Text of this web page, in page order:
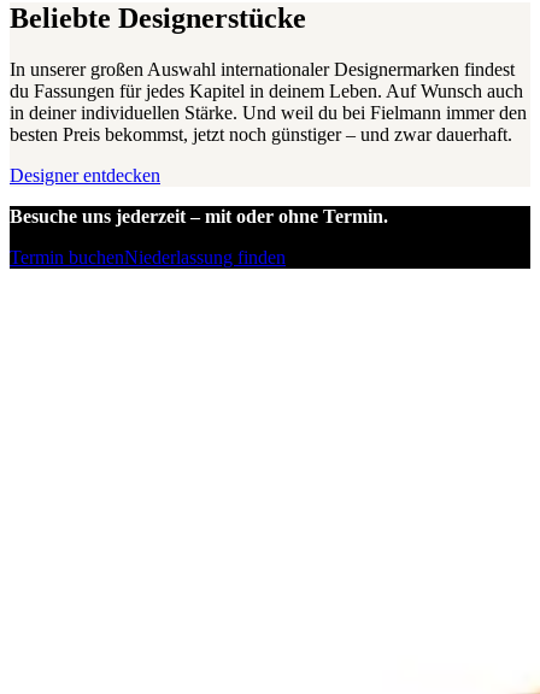
Beliebte Designerstücke
In unserer großen Auswahl internationaler Designermarken findest
du Fassungen für jedes Kapitel in deinem Leben. Auf Wunsch auch
in deiner individuellen Stärke. Und weil du bei Fielmann immer den
besten Preis bekommst, jetzt noch günstiger – und zwar dauerhaft.
Designer entdecken
Besuche uns jederzeit – mit oder ohne Termin.
Termin buchenNiederlassung finden